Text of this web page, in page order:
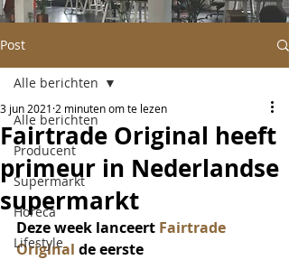
Post
Alle berichten
Producent
Supermarkt
Horeca
Lifestyle
Alle berichten
Fairtrade Original heeft
primeur in Nederlandse
supermarkt
3 jun 2021 2 minuten om te lezen
Deze week lanceert Fairtrade
Original de eerste